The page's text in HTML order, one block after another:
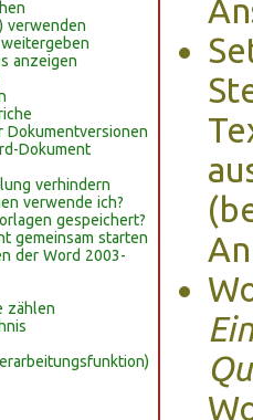
verwenden
anzeigen
Dokumentversionen
Dokument
verhindern
verwende ich?
gespeichert?
gemeinsam starten
der Word 2003-
zählen